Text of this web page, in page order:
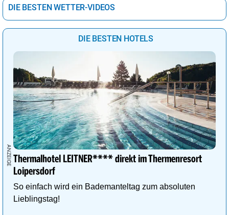
DIE BESTEN WETTER-VIDEOS
DIE BESTEN HOTELS
Thermalhotel LEITNER**** direkt im Thermenresort
Loipersdorf
So einfach wird ein Bademanteltag zum absoluten
Lieblingstag!